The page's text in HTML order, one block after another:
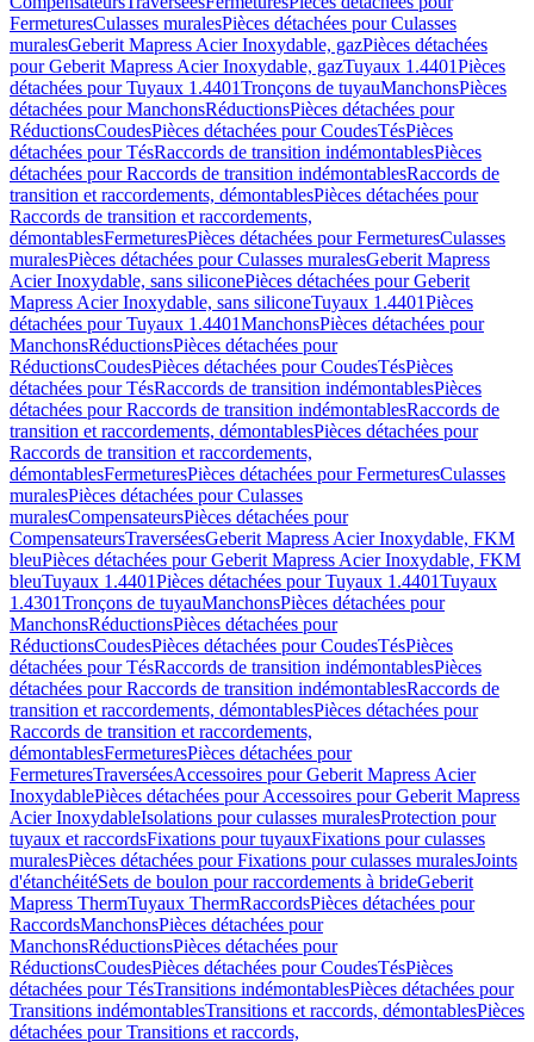
FermeturesCulasses muralesPièces détachées pour Culasses
muralesGeberit Mapress Acier Inoxydable, gazPièces détachées
pour Geberit Mapress Acier Inoxydable, gazTuyaux 1.4401Pièces
détachées pour Tuyaux 1.4401Tronçons de tuyauManchonsPièces
détachées pour ManchonsRéductionsPièces détachées pour
RéductionsCoudesPièces détachées pour CoudesTésPièces
détachées pour TésRaccords de transition indémontablesPièces
détachées pour Raccords de transition indémontablesRaccords de
transition et raccordements, démontablesPièces détachées pour
Raccords de transition et raccordements,
démontablesFermeturesPièces détachées pour FermeturesCulasses
muralesPièces détachées pour Culasses muralesGeberit Mapress
Acier Inoxydable, sans siliconePièces détachées pour Geberit
Mapress Acier Inoxydable, sans siliconeTuyaux 1.4401Pièces
détachées pour Tuyaux 1.4401ManchonsPièces détachées pour
ManchonsRéductionsPièces détachées pour
RéductionsCoudesPièces détachées pour CoudesTésPièces
détachées pour TésRaccords de transition indémontablesPièces
détachées pour Raccords de transition indémontablesRaccords de
transition et raccordements, démontablesPièces détachées pour
Raccords de transition et raccordements,
démontablesFermeturesPièces détachées pour FermeturesCulasses
muralesPièces détachées pour Culasses
muralesCompensateursPièces détachées pour
CompensateursTraverséesGeberit Mapress Acier Inoxydable, FKM
bleuPièces détachées pour Geberit Mapress Acier Inoxydable, FKM
bleuTuyaux 1.4401Pièces détachées pour Tuyaux 1.4401Tuyaux
1.4301Tronçons de tuyauManchonsPièces détachées pour
ManchonsRéductionsPièces détachées pour
RéductionsCoudesPièces détachées pour CoudesTésPièces
détachées pour TésRaccords de transition indémontablesPièces
détachées pour Raccords de transition indémontablesRaccords de
transition et raccordements, démontablesPièces détachées pour
Raccords de transition et raccordements,
démontablesFermeturesPièces détachées pour
FermeturesTraverséesAccessoires pour Geberit Mapress Acier
InoxydablePièces détachées pour Accessoires pour Geberit Mapress
Acier InoxydableIsolations pour culasses muralesProtection pour
tuyaux et raccordsFixations pour tuyauxFixations pour culasses
muralesPièces détachées pour Fixations pour culasses muralesJoints
d'étanchéitéSets de boulon pour raccordements à brideGeberit
Mapress ThermTuyaux ThermRaccordsPièces détachées pour
RaccordsManchonsPièces détachées pour
ManchonsRéductionsPièces détachées pour
RéductionsCoudesPièces détachées pour CoudesTésPièces
détachées pour TésTransitions indémontablesPièces détachées pour
Transitions indémontablesTransitions et raccords, démontablesPièces
détachées pour Transitions et raccords,